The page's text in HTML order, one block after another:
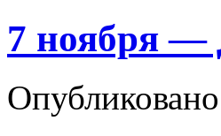
7 ноября —
Опубликовано